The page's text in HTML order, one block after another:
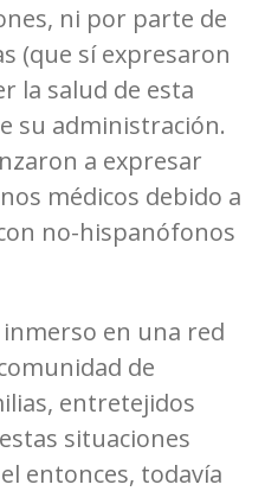
ni por parte de
(que sí expresaron
la salud de esta
su administración.
a expresar
médicos debido a
no-hispanófonos
en una red
de
entretejidos
situaciones
entonces, todavía